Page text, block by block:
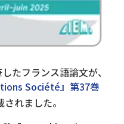
たフランス語論文が、
Société』第37巻
れました。